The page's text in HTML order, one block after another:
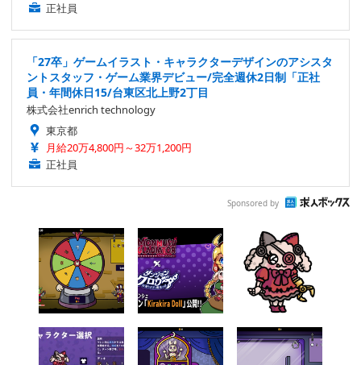
正社員
「27卒」ゲームイラスト・キャラクターデザインのアシスタ
ントスタッフ・ゲーム業界デビュー/完全週休2日制「正社
員・年間休日15/台東区北上野2丁目
株式会社enrich technology
東京都
月給20万4,800円～32万1,200円
正社員
Sponsored by